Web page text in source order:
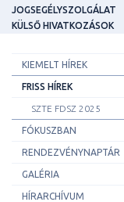
JOGSEGÉLYSZOLGÁLAT
KÜLSŐ HIVATKOZÁSOK
KIEMELT HÍREK
FRISS HÍREK
SZTE FDSZ 2025
FÓKUSZBAN
RENDEZVÉNYNAPTÁR
GALÉRIA
HÍRARCHÍVUM